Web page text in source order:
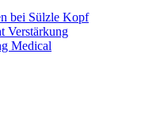
bei Sülzle Kopf
Verstärkung
Medical